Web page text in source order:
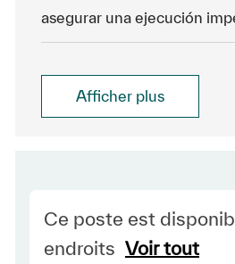
asegurar una ejecución
Afficher plus
Ce poste est
endroits Voir tout